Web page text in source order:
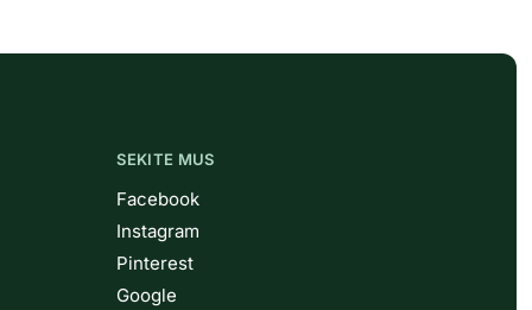
SEKITE MUS
Facebook
Instagram
Pinterest
Google